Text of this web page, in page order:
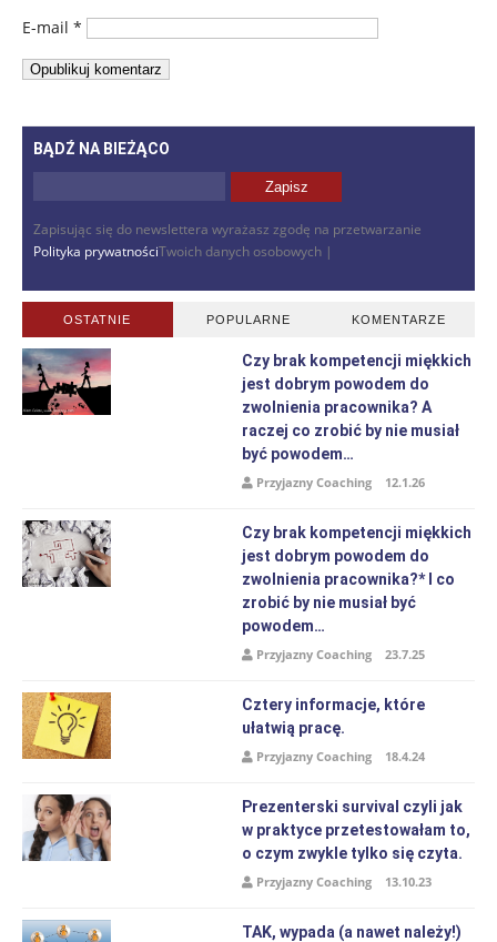
E-mail *
BĄDŹ NA BIEŻĄCO
Zapisując się do newslettera wyrażasz zgodę na przetwarzanie
Twoich danych osobowych |
Polityka prywatności
OSTATNIE POPULARNE KOMENTARZE
Czy brak kompetencji miękkich
jest dobrym powodem do
zwolnienia pracownika? A
raczej co zrobić by nie musiał
być powodem…
Przyjazny Coaching 12.1.26
Czy brak kompetencji miękkich
jest dobrym powodem do
zwolnienia pracownika?* I co
zrobić by nie musiał być
powodem…
Przyjazny Coaching 23.7.25
Cztery informacje, które
ułatwią pracę.
Przyjazny Coaching 18.4.24
Prezenterski survival czyli jak
w praktyce przetestowałam to,
o czym zwykle tylko się czyta.
Przyjazny Coaching 13.10.23
TAK, wypada (a nawet należy!)